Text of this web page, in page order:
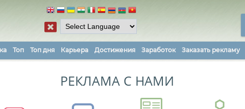
Топ Топ дня Карьера Достижения Заработок Заказать рекламу
РЕКЛАМА С НАМИ